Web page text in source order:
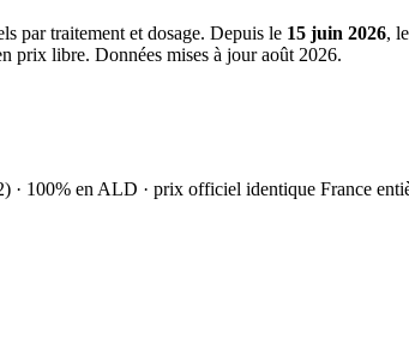
par traitement et dosage. Depuis le 15 juin 2026,
prix libre. Données mises à jour août 2026.
· 100% en ALD · prix officiel identique France